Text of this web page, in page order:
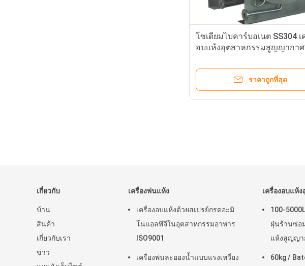
โซเดียมไบคาร์บอเนต SS304 เ
อบแห้งอุตสาหกรรมสูญญากาศ
ราคาถูกที่สุด
เกี่ยวกับ
บ้าน
สินค้า
เกี่ยวกับเรา
ข่าว
เครื่องพ่นแห้ง
เครื่องอบแห้งด้วยสเปรย์กรดอะมิ
โนแอลพีจีในอุตสาหกรรมอาหาร
ISO9001
เครื่องพ่นละอองน้ำแบบแรงเหวี่ยง
เครื่องอบแห้
100-
ฝุ่นร้านซ่อ
แห้งสูญญา
60kg /